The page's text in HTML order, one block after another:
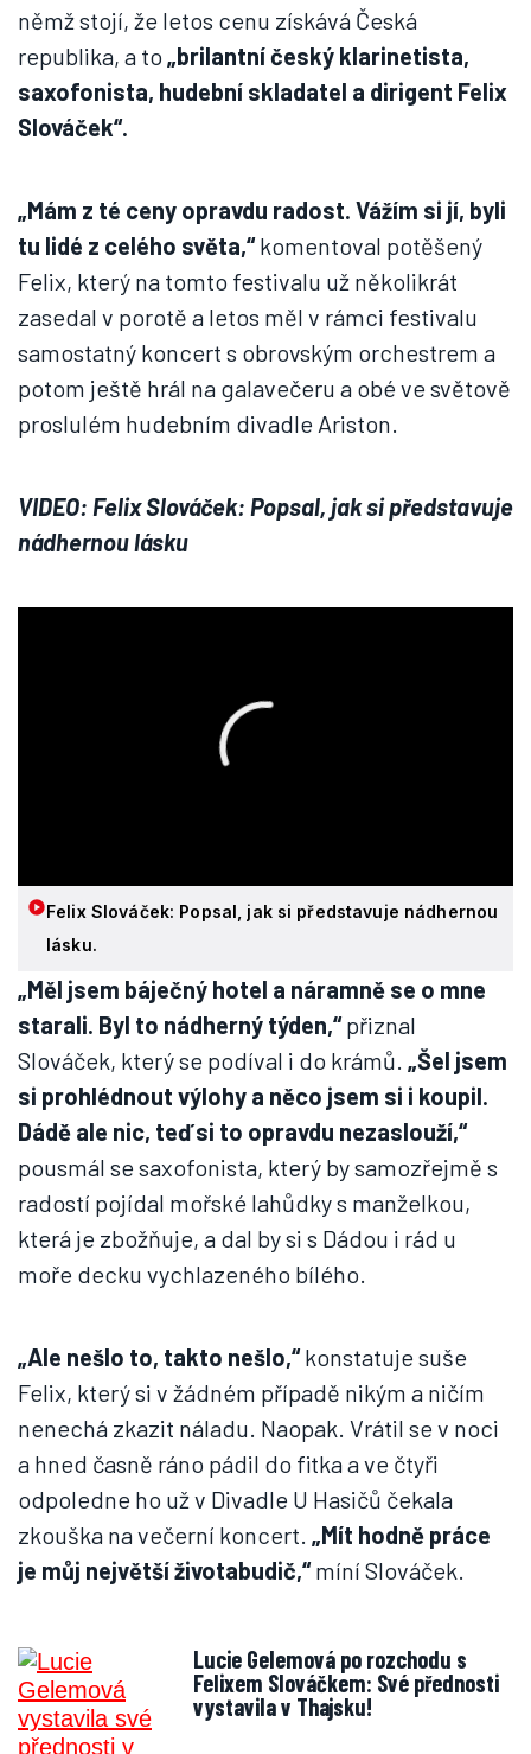
němž stojí, že letos cenu získává Česká
republika, a to „brilantní český klarinetista,
saxofonista, hudební skladatel a dirigent Felix
Slováček“.
„Mám z té ceny opravdu radost. Vážím si jí, byli
tu lidé z celého světa,“komentoval potěšený
Felix, který na tomto festivalu už několikrát
zasedal v porotě a letos měl v rámci festivalu
samostatný koncert s obrovským orchestrem a
potom ještě hrál na galavečeru a obé ve světově
proslulém hudebním divadle Ariston.
VIDEO: Felix Slováček: Popsal, jak si představuje
nádhernou lásku
Felix Slováček: Popsal, jak si představuje nádhernou
lásku.
„Měl jsem báječný hotel a náramně se o mne
starali. Byl to nádherný týden,“přiznal
Slováček, který se podíval i do krámů. „Šel jsem
si prohlédnout výlohy a něco jsem si i koupil.
Dádě ale nic, teď si to opravdu nezaslouží,“
pousmál se saxofonista, který by samozřejmě s
radostí pojídal mořské lahůdky s manželkou,
která je zbožňuje, a dal by si s Dádou i rád u
moře decku vychlazeného bílého.
„Ale nešlo to, takto nešlo,“konstatuje suše
Felix, který si v žádném případě nikým a ničím
nenechá zkazit náladu. Naopak. Vrátil se v noci
a hned časně ráno pádil do fitka a ve čtyři
odpoledne ho už v Divadle U Hasičů čekala
zkouška na večerní koncert. „Mít hodně práce
je můj největší životabudič,“míní Slováček.
Lucie Gelemová po rozchodu s
Felixem Slováčkem: Své přednosti
vystavila v Thajsku!